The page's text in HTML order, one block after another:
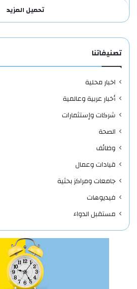
تحميل المزيد
تصنيفاتنا
اخبار محلية
أخبار عربية وعالمية
شركات وإستثمارات
الصحة
وظائف
قيادات وعمال
جامعات ومراكز بحثية
فيديوهات
مستقبل الدواء